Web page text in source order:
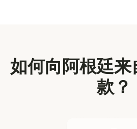
如何向阿根廷来
款？